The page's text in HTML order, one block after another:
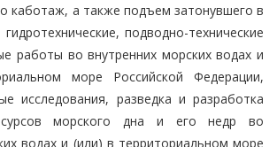
каботаж, а также подъем затонувшего в
подводно-технические
работы во внутренних морских водах и
море Российской Федерации,
исследования, разведка и разработка
морского дна и его недр во
водах и (или) в территориальном море